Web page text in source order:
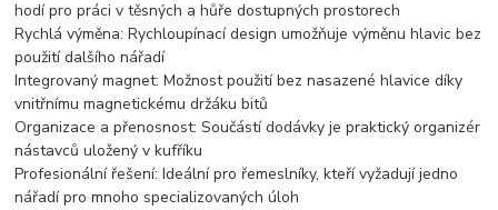
hodí pro práci v těsných a hůře dostupných prostorech
Rychlá výměna: Rychloupínací design umožňuje výměnu hlavic bez
použití dalšího nářadí
Integrovaný magnet: Možnost použití bez nasazené hlavice díky
vnitřnímu magnetickému držáku bitů
Organizace a přenosnost: Součástí dodávky je praktický organizér
nástavců uložený v kufříku
Profesionální řešení: Ideální pro řemeslníky, kteří vyžadují jedno
nářadí pro mnoho specializovaných úloh